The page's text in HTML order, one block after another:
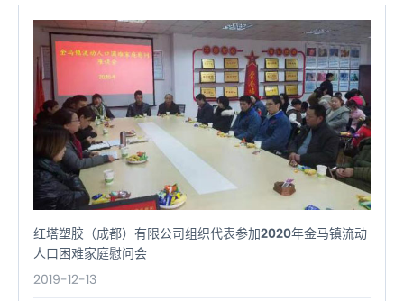
红塔塑胶（成都）有限公司组织代表参加2020年金马镇流动
人口困难家庭慰问会
2019-12-13